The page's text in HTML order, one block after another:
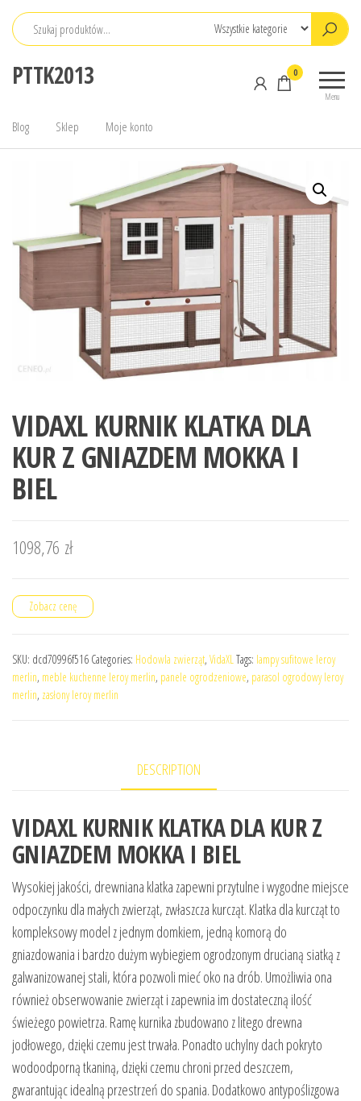
Przejdź
PTTK2013
Menu
0
Blog Sklep Moje konto
VIDAXL KURNIK KLATKA DLA
KUR Z GNIAZDEM MOKKA I
BIEL
1098,76 zł
Zobacz cenę
SKU: dcd70996f516 Categories: Hodowla zwierząt, VidaXLTags: lampy sufitowe leroy
merlin, meble kuchenne leroy merlin, panele ogrodzeniowe, parasol ogrodowy leroy
merlin, zasłony leroy merlin
DESCRIPTION
VIDAXL KURNIK KLATKA DLA KUR Z
GNIAZDEM MOKKA I BIEL
Wysokiej jakości, drewniana klatka zapewni przytulne i wygodne miejsce
odpoczynku dla małych zwierząt, zwłaszcza kurcząt. Klatka dla kurcząt to
kompleksowy model z jednym domkiem, jedną komorą do
gniazdowania i bardzo dużym wybiegiem ogrodzonym drucianą siatką z
galwanizowanej stali, która pozwoli mieć oko na drób. Umożliwia ona
również obserwowanie zwierząt i zapewnia im dostateczną ilość
świeżego powietrza. Ramę kurnika zbudowano z litego drewna
jodłowego, dzięki czemu jest trwała. Ponadto uchylny dach pokryto
wodoodporną tkaniną, dzięki czemu chroni przed deszczem,
gwarantując idealną przestrzeń do spania. Dodatkowo antypoślizgowa